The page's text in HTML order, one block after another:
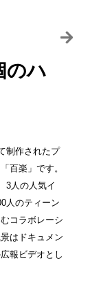
のハ
制作されたプ
百楽」です。
3人の人気イ
人のティーン
コラボレーシ
はドキュメン
報ビデオとし